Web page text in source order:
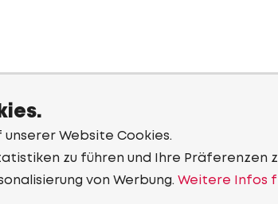
Website Cookies.
zu führen und Ihre Präferenzen
von Werbung. Weitere Infos